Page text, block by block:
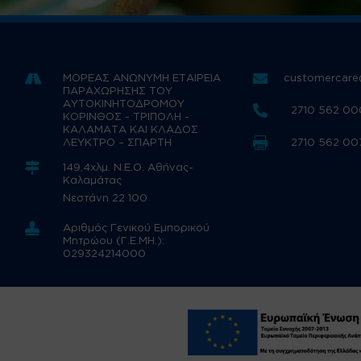

ΜΟΡΕΑΣ ΑΝΩΝΥΜΗ ΕΤΑΙΡΕΙΑ
ΠΑΡΑΧΩΡΗΣΗΣ ΤΟΥ
ΑΥΤΟΚΙΝΗΤΟΔΡΟΜΟΥ
ΚΟΡΙΝΘΟΣ - ΤΡΙΠΟΛΗ -
ΚΑΛΑΜΑΤΑ ΚΑΙ ΚΛΑΔΟΣ
ΛΕΥΚΤΡΟ – ΣΠΑΡΤΗ

149,4χλμ. Ν.Ε.Ο. Αθήνας-
Καλαμάτας
Νεστάνη 22 100

Αριθμός Γενικού Εμπορικού
Μητρώου (Γ.Ε.ΜΗ.):
029324214000

 2710 562
 2710 562